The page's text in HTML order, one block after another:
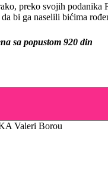
preko svojih podanika
bi ga naselili bićima
sa popustom 920 din
Valeri Borou